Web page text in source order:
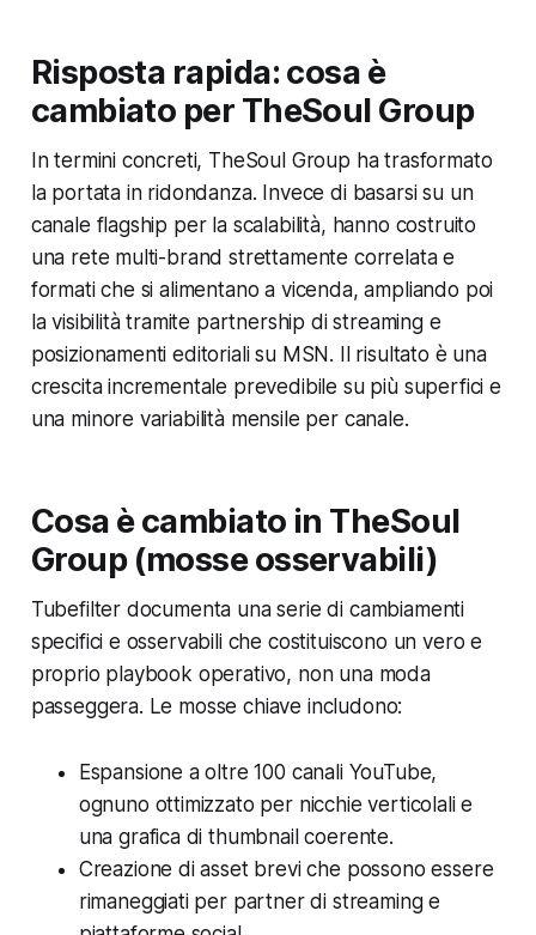
Risposta rapida: cosa è
cambiato per TheSoul Group
In termini concreti, TheSoul Group ha trasformato
la portata in ridondanza. Invece di basarsi su un
canale flagship per la scalabilità, hanno costruito
una rete multi-brand strettamente correlata e
formati che si alimentano a vicenda, ampliando poi
la visibilità tramite partnership di streaming e
posizionamenti editoriali su MSN. Il risultato è una
crescita incrementale prevedibile su più superfici e
una minore variabilità mensile per canale.
Cosa è cambiato in TheSoul
Group (mosse osservabili)
Tubefilter documenta una serie di cambiamenti
specifici e osservabili che costituiscono un vero e
proprio playbook operativo, non una moda
passeggera. Le mosse chiave includono:
Espansione a oltre 100 canali YouTube,
ognuno ottimizzato per nicchie verticolali e
una grafica di thumbnail coerente.
Creazione di asset brevi che possono essere
rimaneggiati per partner di streaming e